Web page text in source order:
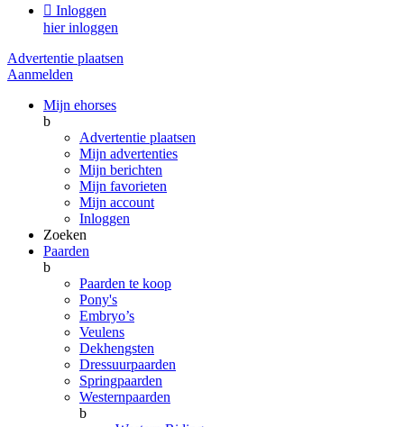
 Inloggen
hier inloggen
Advertentie plaatsen
Aanmelden
Mijn ehorses
b
Advertentie plaatsen
Mijn advertenties
Mijn berichten
Mijn favorieten
Mijn account
Inloggen
Zoeken
Paarden
b
Paarden te koop
Pony's
Embryo’s
Veulens
Dekhengsten
Dressuurpaarden
Springpaarden
Westernpaarden
b